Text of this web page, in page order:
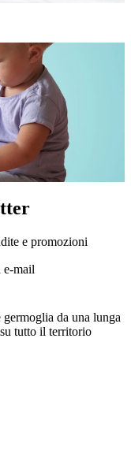
e promozioni
e-mail
da una lunga
tutto il territorio